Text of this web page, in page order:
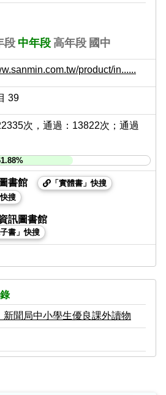
段 中年段 高年段 國中
product/in......
39
次，通過：13822次；通過
書館
「實體書」快搜
搜
訊圖書館
書」快搜
新聞局中小學生優良課外讀物